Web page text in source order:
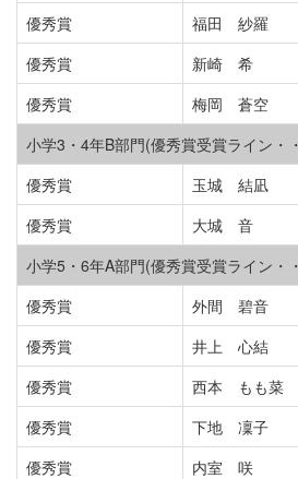
優秀賞
福田 紗羅
優秀賞
新崎 希
優秀賞
梅岡 蒼空
小学3・4年B部門(優秀賞受賞ライン・
優秀賞
玉城 結凪
優秀賞
大城 音
小学5・6年A部門(優秀賞受賞ライン・
優秀賞
外間 碧音
優秀賞
井上 心結
優秀賞
西本 もも菜
優秀賞
下地 凜子
優秀賞
内室 咲